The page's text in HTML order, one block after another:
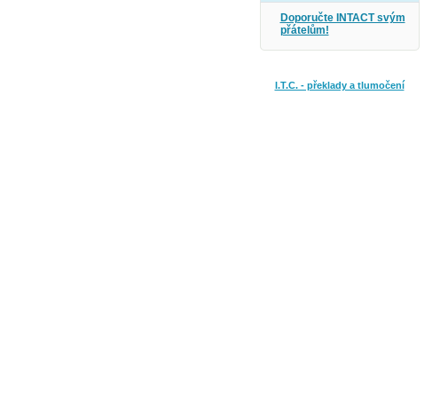
Doporučte INTACT svým
přátelům!
I.T.C. - překlady a tlumočení